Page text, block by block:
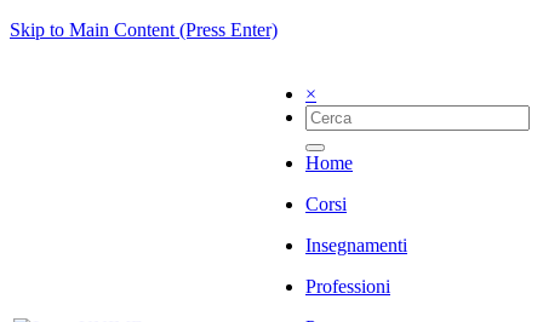
Skip to Main Content (Press Enter)
×
Home
Corsi
Insegnamenti
Professioni